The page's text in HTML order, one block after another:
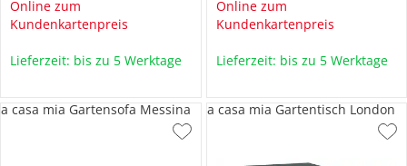
Online zum
Kundenkartenpreis
Lieferzeit: bis zu 5 Werktage
Online zum
Kundenkartenpreis
Lieferzeit: bis zu 5 Werktage
a casa mia Gartensofa Messina a casa mia Gartentisch London